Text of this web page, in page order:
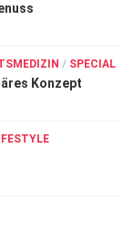
/ SPECIAL
Konzept